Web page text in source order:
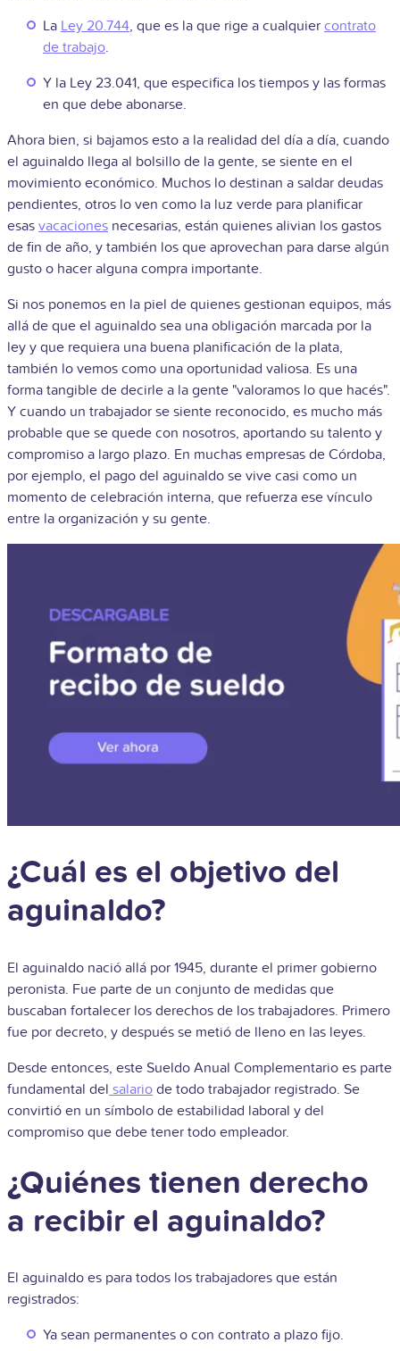
La Ley 20.744, que es la que rige a cualquier contrato
de trabajo.
Y la Ley 23.041, que especifica los tiempos y las formas
en que debe abonarse.
Ahora bien, si bajamos esto a la realidad del día a día, cuando
el aguinaldo llega al bolsillo de la gente, se siente en el
movimiento económico. Muchos lo destinan a saldar deudas
pendientes, otros lo ven como la luz verde para planificar
esas vacaciones necesarias, están quienes alivian los gastos
de fin de año, y también los que aprovechan para darse algún
gusto o hacer alguna compra importante.
Si nos ponemos en la piel de quienes gestionan equipos, más
allá de que el aguinaldo sea una obligación marcada por la
ley y que requiera una buena planificación de la plata,
también lo vemos como una oportunidad valiosa. Es una
forma tangible de decirle a la gente "valoramos lo que hacés".
Y cuando un trabajador se siente reconocido, es mucho más
probable que se quede con nosotros, aportando su talento y
compromiso a largo plazo. En muchas empresas de Córdoba,
por ejemplo, el pago del aguinaldo se vive casi como un
momento de celebración interna, que refuerza ese vínculo
entre la organización y su gente.
¿Cuál es el objetivo del
aguinaldo?
El aguinaldo nació allá por 1945, durante el primer gobierno
peronista. Fue parte de un conjunto de medidas que
buscaban fortalecer los derechos de los trabajadores. Primero
fue por decreto, y después se metió de lleno en las leyes.
Desde entonces, este Sueldo Anual Complementario es parte
fundamental del salario de todo trabajador registrado. Se
convirtió en un símbolo de estabilidad laboral y del
compromiso que debe tener todo empleador.
¿Quiénes tienen derecho
a recibir el aguinaldo?
El aguinaldo es para todos los trabajadores que están
registrados:
Ya sean permanentes o con contrato a plazo fijo.